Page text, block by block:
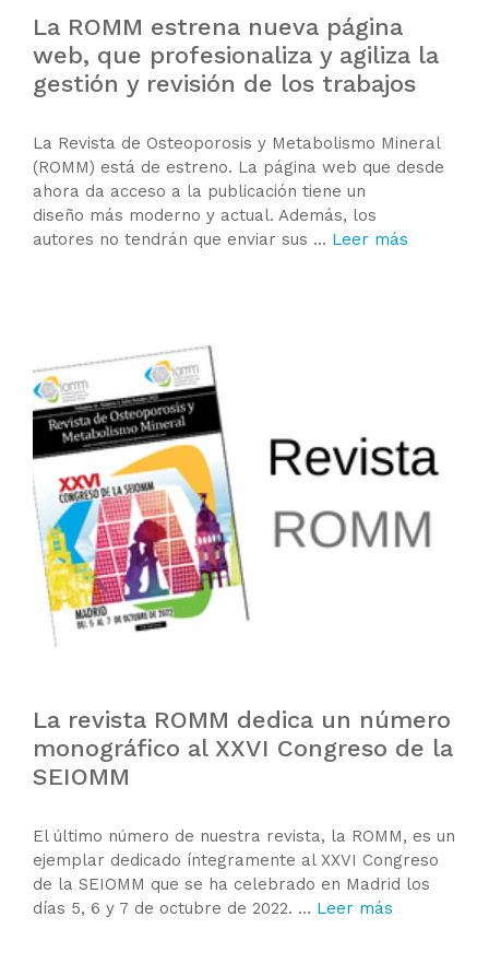
La ROMM estrena nueva página
web, que profesionaliza y agiliza la
gestión y revisión de los trabajos
La Revista de Osteoporosis y Metabolismo Mineral
(ROMM) está de estreno. La página web que desde
ahora da acceso a la publicación tiene un
diseño más moderno y actual. Además, los
autores no tendrán que enviar sus … Leer más
La revista ROMM dedica un número
monográfico al XXVI Congreso de la
SEIOMM
El último número de nuestra revista, la ROMM, es un
ejemplar dedicado íntegramente al XXVI Congreso
de la SEIOMM que se ha celebrado en Madrid los
días 5, 6 y 7 de octubre de 2022. … Leer más